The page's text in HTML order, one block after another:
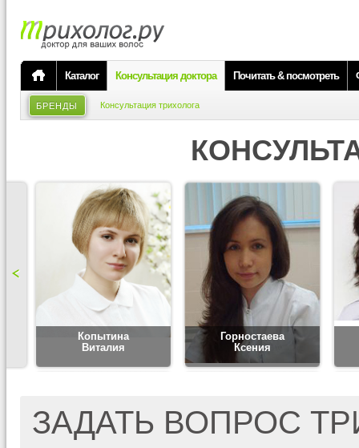
Каталог Консультация доктора Почитать & посмотреть
БРЕНДЫ Консультация трихолога
Копытина
Виталия
Горностаева
Ксения
ЗАДАТЬ ВОПРОС